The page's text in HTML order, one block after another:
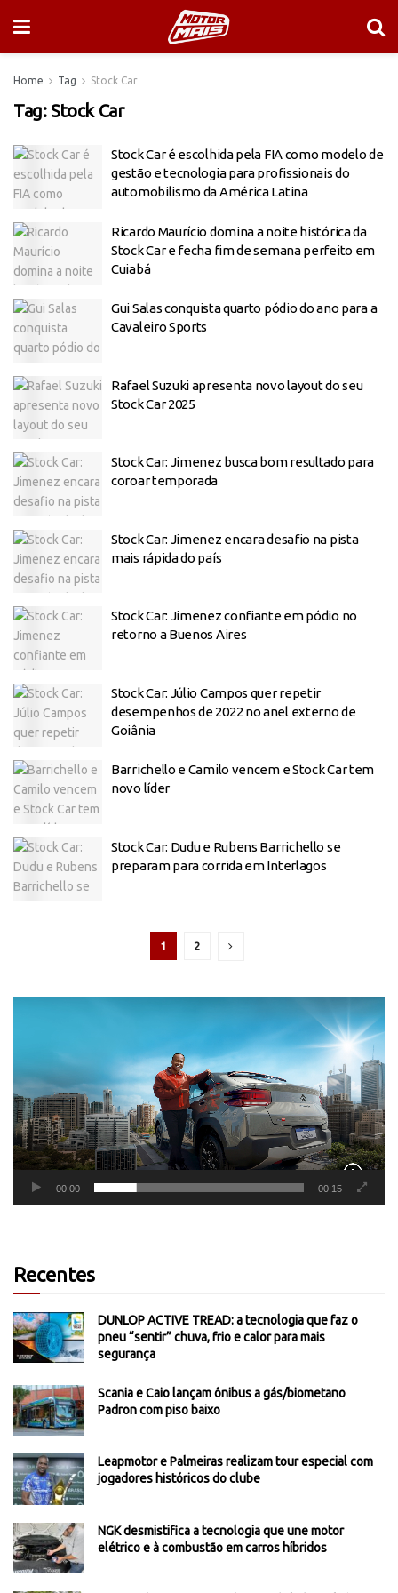
Home Tag Stock Car
Tag:Stock Car
Stock Car é escolhida pela FIA como modelo de
gestão e tecnologia para profissionais do
automobilismo da América Latina
Ricardo Maurício domina a noite histórica da
Stock Car e fecha fim de semana perfeito em
Cuiabá
Gui Salas conquista quarto pódio do ano para a
Cavaleiro Sports
Rafael Suzuki apresenta novo layout do seu
Stock Car 2025
Stock Car: Jimenez busca bom resultado para
coroar temporada
Stock Car: Jimenez encara desafio na pista
mais rápida do país
Stock Car: Jimenez confiante em pódio no
retorno a Buenos Aires
Stock Car: Júlio Campos quer repetir
desempenhos de 2022 no anel externo de
Goiânia
Barrichello e Camilo vencem e Stock Car tem
novo líder
Stock Car: Dudu e Rubens Barrichello se
preparam para corrida em Interlagos
1 2
00:00 00:15
Recentes
DUNLOP ACTIVE TREAD: a tecnologia que faz o
pneu “sentir” chuva, frio e calor para mais
segurança
Scania e Caio lançam ônibus a gás/biometano
Padron com piso baixo
Leapmotor e Palmeiras realizam tour especial com
jogadores históricos do clube
NGK desmistifica a tecnologia que une motor
elétrico e à combustão em carros híbridos